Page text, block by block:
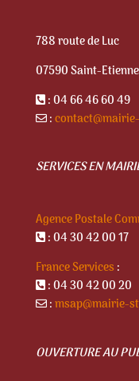
788 route de Luc
07590 Saint-
: 04 66 46 60 49
:
SERVICES EN
Agence Postale
: 04 30 42 00 17
France Services :
: 04 30 42 00 20
:msap@mairie-
OUVERTURE AU